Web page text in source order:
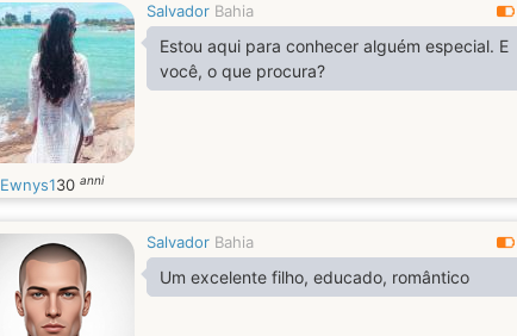
Salvador Bahia
Estou aqui para conhecer alguém especial. E
você, o que procura?
Ewnys130 anni
Salvador Bahia
Um excelente filho, educado, romântico